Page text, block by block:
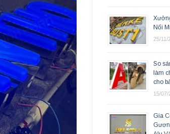
Nổi
25/11/
So
làm
cho
15/07/
Gia